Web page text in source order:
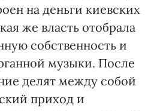
на деньги киевских
же власть отобрала
собственность и
музыки. После
делят между собой
приход и